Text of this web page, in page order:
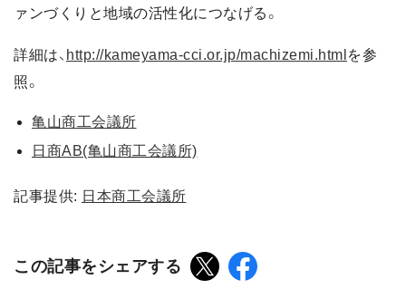
ァンづくりと地域の活性化につなげる。
詳細は、 http://kameyama-cci.or.jp/machizemi.html を参
照。
亀山商工会議所
日商AB(亀山商工会議所)
記事提供: 日本商工会議所
この記事をシェアする